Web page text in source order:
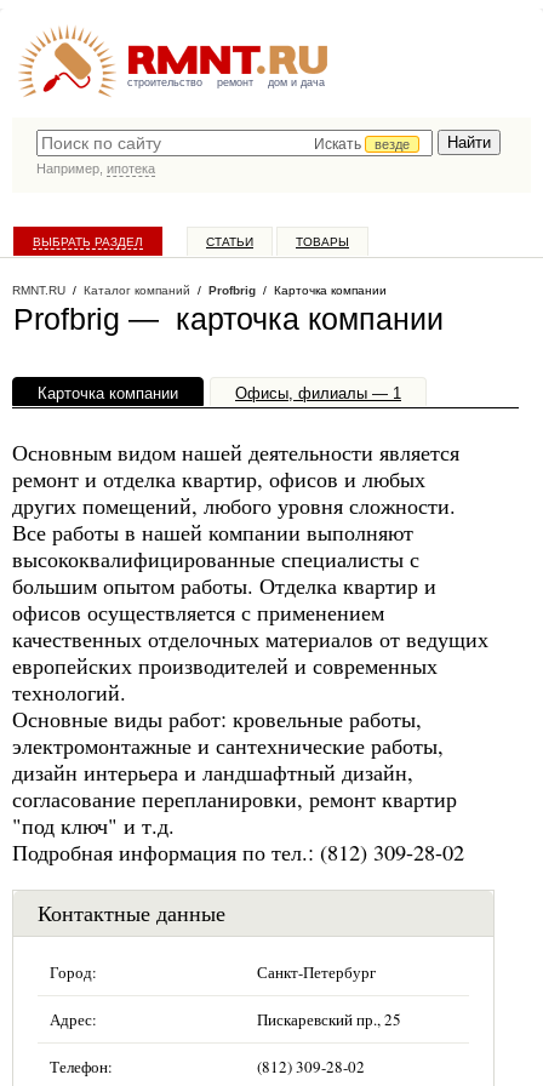
строительство ремонт дом и дача
Искать
везде
Например, ипотека
ВЫБРАТЬ РАЗДЕЛ СТАТЬИ ТОВАРЫ
RMNT.RU / Каталог компаний / Profbrig / Карточка компании
Profbrig — карточка компании
Карточка компании Офисы, филиалы — 1
Основным видом нашей деятельности является
ремонт и отделка квартир, офисов и любых
других помещений, любого уровня сложности.
Все работы в нашей компании выполняют
высококвалифицированные специалисты с
большим опытом работы. Отделка квартир и
офисов осуществляется с применением
качественных отделочных материалов от ведущих
европейских производителей и современных
технологий.
Основные виды работ: кровельные работы,
электромонтажные и сантехнические работы,
дизайн интерьера и ландшафтный дизайн,
согласование перепланировки, ремонт квартир
"под ключ" и т.д.
Подробная информация по тел.: (812) 309-28-02
Контактные данные
Город: Санкт-Петербург
Адрес: Пискаревский пр., 25
Телефон: (812) 309-28-02